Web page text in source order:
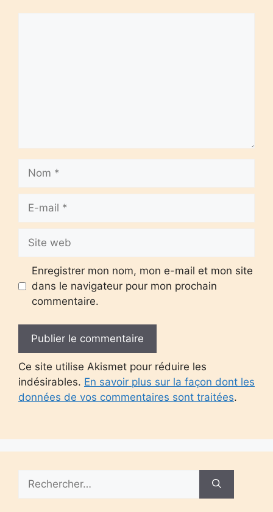
mail
web
Enregistrer mon nom, mon e-mail et mon site
dans le navigateur pour mon prochain
commentaire.
Ce site utilise Akismet pour réduire les
indésirables. En savoir plus sur la façon dont les
données de vos commentaires sont traitées.